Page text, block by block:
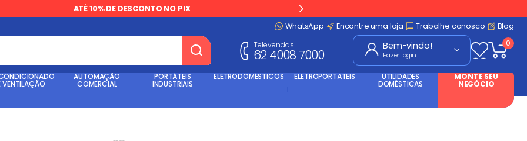
ATÉ 10% DE DESCONTO NO PIX
WhatsApp
Encontre uma loja Trabalhe conosco Blog
Televendas
62 4008 7000 Fazer login
0
VENTILAÇÃO
AUTOMAÇÃO
COMERCIAL
PORTÁTEIS
INDUSTRIAIS
ELETRODOMÉSTICOS ELETROPORTÁTEIS UTILIDADES
DOMÉSTICAS
MONTE SEU
NEGÓCIO